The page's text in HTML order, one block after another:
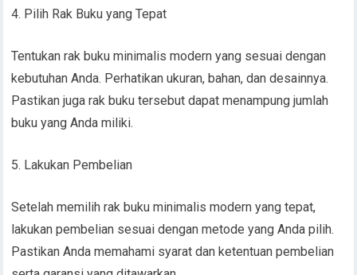
4. Pilih Rak Buku yang Tepat
Tentukan rak buku minimalis modern yang sesuai dengan
kebutuhan Anda. Perhatikan ukuran, bahan, dan desainnya.
Pastikan juga rak buku tersebut dapat menampung jumlah
buku yang Anda miliki.
5. Lakukan Pembelian
Setelah memilih rak buku minimalis modern yang tepat,
lakukan pembelian sesuai dengan metode yang Anda pilih.
Pastikan Anda memahami syarat dan ketentuan pembelian